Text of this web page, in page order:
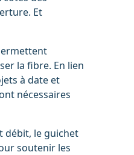
Et
la fibre. En lien
à date et
nécessaires
débit, le guichet
soutenir les